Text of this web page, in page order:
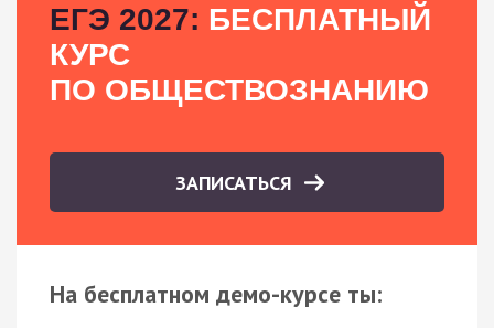
ЕГЭ 2027: БЕСПЛАТНЫЙ
КУРС
ПО ОБЩЕСТВОЗНАНИЮ
ЗАПИСАТЬСЯ
На бесплатном демо-курсе ты: